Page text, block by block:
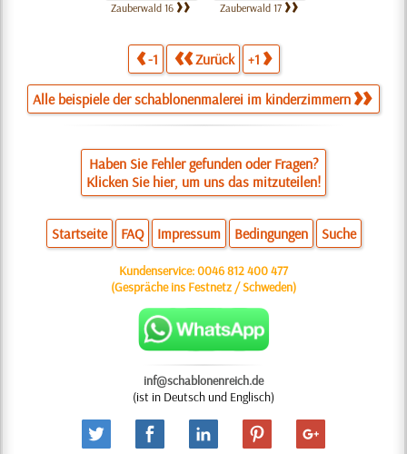
Zauberwald 16 Zauberwald 17
-1 Zurück +1
Alle beispiele der schablonenmalerei im kinderzimmern
Haben Sie Fehler gefunden oder Fragen?
Klicken Sie hier, um uns das mitzuteilen!
Startseite FAQ Impressum Bedingungen Suche
Kundenservice:0046 812 400 477
(Gespräche ins Festnetz / Schweden)
inf@schablonenreich.de
(ist in Deutsch und Englisch)